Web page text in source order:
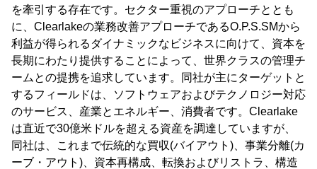
を牽引する存在です。セクター重視のアプローチととも
に、Clearlakeの業務改善アプローチであるO.P.S.SMから
利益が得られるダイナミックなビジネスに向けて、資本を
長期にわたり提供することによって、世界クラスの管理チ
ームとの提携を追求しています。同社が主にターゲットと
するフィールドは、ソフトウェアおよびテクノロジー対応
のサービス、産業とエネルギー、消費者です。Clearlake
は直近で30億米ドルを超える資産を調達していますが、
同社は、これまで伝統的な買収(バイアウト)、事業分離(カ
ーブ・アウト)、資本再構成、転換およびリストラ、構造